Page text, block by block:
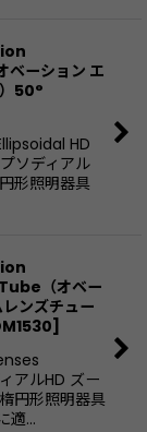
ーション エ
50°
HD
ソディアル
形照明器具
（オベー
ンズチュー
]
アルHD ズー
円形照明器具
適…